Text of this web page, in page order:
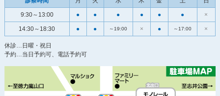
9:30～13:00 ● ● ● ● ● ● ×
14:30～18:30 ● ● ～19:00 × ● ～17:00 ×
休診…日曜・祝日
予約…当日予約可、電話予約可